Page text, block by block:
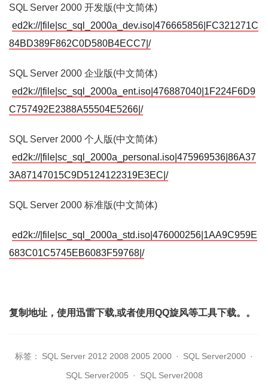
SQL Server 2000 开发版(中文简体)
ed2k://|file|sc_sql_2000a_dev.iso|476665856|FC321271C
84BD389F862C0D580B4ECC7|/
SQL Server 2000 企业版(中文简体)
ed2k://|file|sc_sql_2000a_ent.iso|476887040|1F224F6D9
C757492E2388A55504E5266|/
SQL Server 2000 个人版(中文简体)
ed2k://|file|sc_sql_2000a_personal.iso|475969536|86A37
3A87147015C9D5124122319E3EC|/
SQL Server 2000 标准版(中文简体)
ed2k://|file|sc_sql_2000a_std.iso|476000256|1AA9C959E
683C01C5745EB6083F59768|/
复制地址，使用迅雷下载,或者使用QQ旋风等工具下载。。
标签： SQL Server 2012 2008 2005 2000 · SQL Server2000 ·
SQL Server2005 · SQL Server2008